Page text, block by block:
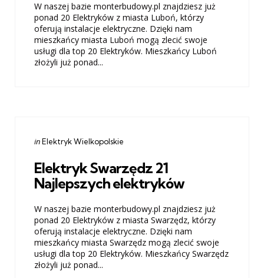
W naszej bazie monterbudowy.pl znajdziesz już
ponad 20 Elektryków z miasta Luboń, którzy
oferują instalacje elektryczne. Dzięki nam
mieszkańcy miasta Luboń mogą zlecić swoje
usługi dla top 20 Elektryków. Mieszkańcy Luboń
złożyli już ponad...
Categories
Posted
inElektryk Wielkopolskie
Elektryk Swarzędz 21
Najlepszych elektryków
W naszej bazie monterbudowy.pl znajdziesz już
ponad 20 Elektryków z miasta Swarzędz, którzy
oferują instalacje elektryczne. Dzięki nam
mieszkańcy miasta Swarzędz mogą zlecić swoje
usługi dla top 20 Elektryków. Mieszkańcy Swarzędz
złożyli już ponad...